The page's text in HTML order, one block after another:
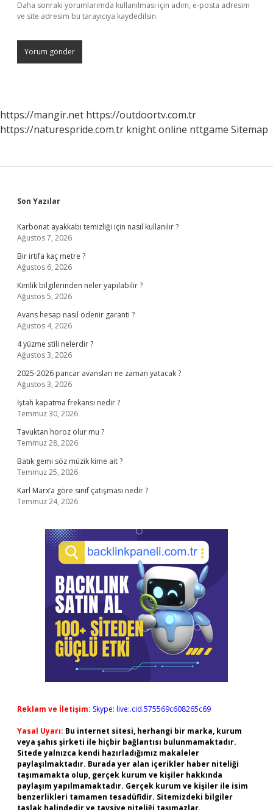
Daha sonraki yorumlarımda kullanılması için adım, e-posta adresim
ve site adresim bu tarayıcıya kaydedilsin.
https://mangir.net https://outdoortv.com.tr
https://naturespride.com.tr knight online nttgame Sitemap
Sidebar
Son Yazılar
Karbonat ayakkabı temizliği için nasıl kullanılır ?
Ağustos 7, 2026
Bir irtifa kaç metre ?
Ağustos 6, 2026
Kimlik bilgilerinden neler yapılabilir ?
Ağustos 5, 2026
Avans hesap nasıl ödenir garanti ?
Ağustos 4, 2026
4 yüzme stili nelerdir ?
Ağustos 3, 2026
2025-2026 pancar avansları ne zaman yatacak ?
Ağustos 3, 2026
İştah kapatma frekansı nedir ?
Temmuz 30, 2026
Tavuktan horoz olur mu ?
Temmuz 28, 2026
Batık gemi söz müzik kime ait ?
Temmuz 25, 2026
Karl Marx’a göre sınıf çatışması nedir ?
Temmuz 24, 2026
Reklam ve İletişim: Skype: live:.cid.575569c608265c69
Yasal Uyarı: Bu internet sitesi, herhangi bir marka, kurum
veya şahıs şirketi ile hiçbir bağlantısı bulunmamaktadır.
Sitede yalnızca kendi hazırladığımız makaleler
paylaşılmaktadır. Burada yer alan içerikler haber niteliği
taşımamakta olup, gerçek kurum ve kişiler hakkında
paylaşım yapılmamaktadır. Gerçek kurum ve kişiler ile isim
benzerlikleri tamamen tesadüfidir. Sitemizdeki bilgiler
taslak halindedir ve tavsiye niteliği taşımazlar.